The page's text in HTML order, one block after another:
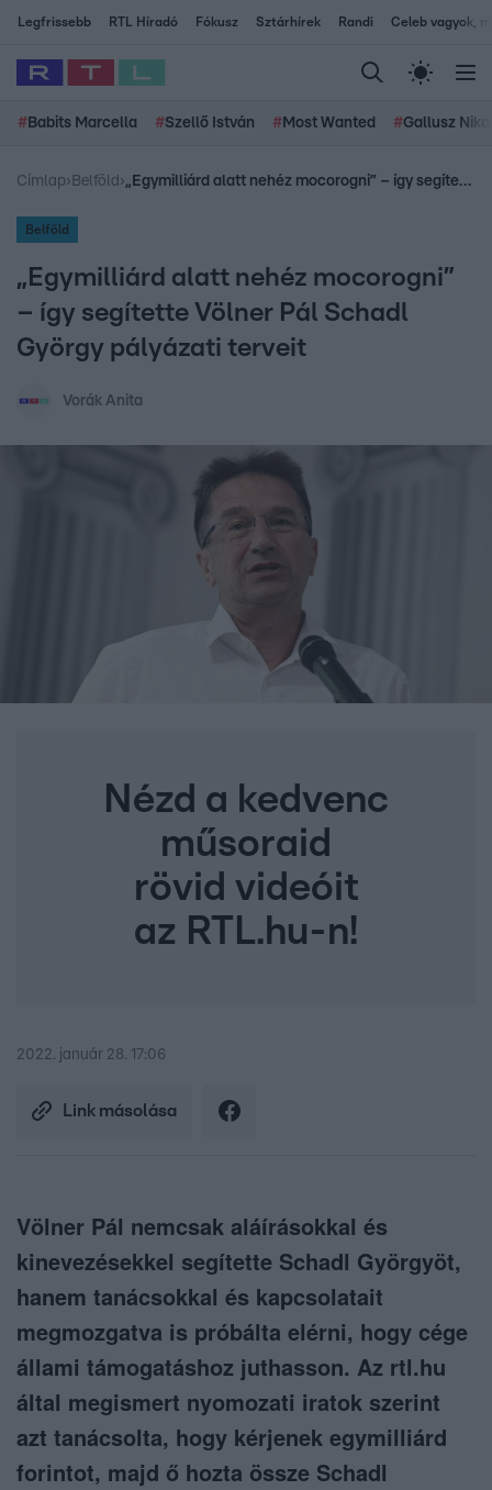
Legfrissebb RTL Híradó Fókusz Sztárhírek Randi Celeb vagyok,
# Babits Marcella #Szellő István # Most Wanted #Gallusz
Címlap› Belföld › „Egymilliárd alatt nehéz mocorogni” – így segítette Völner Pál Schadl György pályázati terveit
Belföld
„Egymilliárd alatt nehéz mocorogni”
– így segítette Völner Pál Schadl
György pályázati terveit
Vorák Anita
Nézd a kedvenc
műsoraid
rövid videóit
az RTL.hu-n!
2022. január 28. 17:06
Link másolása
Völner Pál nemcsak aláírásokkal és
kinevezésekkel segítette Schadl Györgyöt,
hanem tanácsokkal és kapcsolatait
megmozgatva is próbálta elérni, hogy cége
állami támogatáshoz juthasson. Az rtl.hu
által megismert nyomozati iratok szerint
azt tanácsolta, hogy kérjenek egymilliárd
forintot, majd ő hozta össze Schadl